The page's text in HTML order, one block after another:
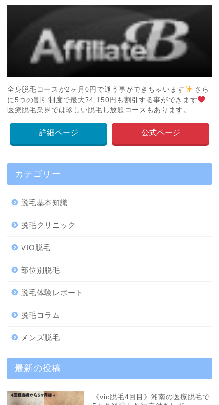
全身脱毛コースが2ヶ月0円で通う事ができちゃいます
さら
に5つの割引制度で最大74,150円も割引する事ができます
医療脱毛業界では珍しい脱毛し放題コースもあります。
詳細ページ 公式ページ
カテゴリー
脱毛基本知識
脱毛クリニック
VIO脱毛
部位別脱毛
脱毛体験レポート
脱毛コラム
メンズ脱毛
最新の投稿
《vio脱毛4回目》湘南の医療脱毛で